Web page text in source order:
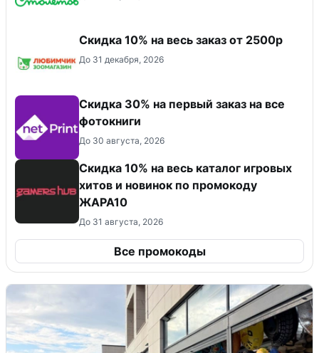
Скидка 10% на весь заказ от 2500р
До 31 декабря, 2026
Cкидка 30% на первый заказ на все
фотокниги
До 30 августа, 2026
Скидка 10% на весь каталог игровых
хитов и новинок по промокоду
ЖАРА10
До 31 августа, 2026
Все промокоды